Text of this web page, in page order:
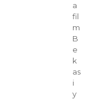
a
fil
m
B
e
k
as
i
y